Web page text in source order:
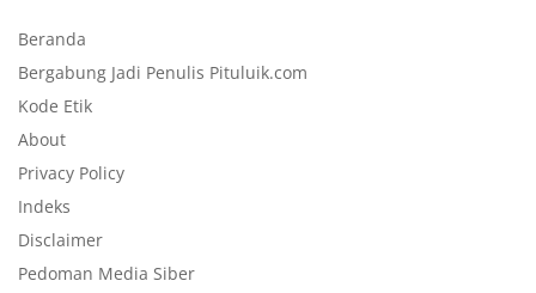
Beranda
Bergabung Jadi Penulis Pituluik.com
Kode Etik
About
Privacy Policy
Indeks
Disclaimer
Pedoman Media Siber